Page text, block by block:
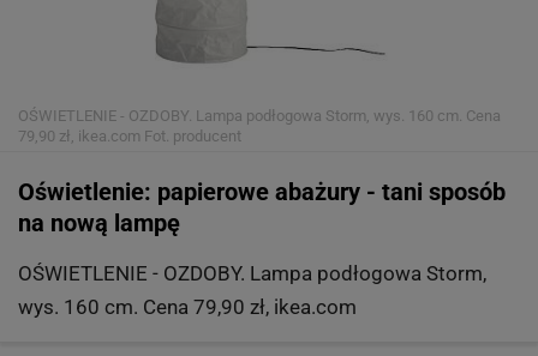
OŚWIETLENIE - OZDOBY. Lampa podłogowa Storm, wys. 160 cm. Cena
79,90 zł, ikea.com Fot. producent
Oświetlenie: papierowe abażury - tani sposób
na nową lampę
OŚWIETLENIE - OZDOBY. Lampa podłogowa Storm,
wys. 160 cm. Cena 79,90 zł, ikea.com